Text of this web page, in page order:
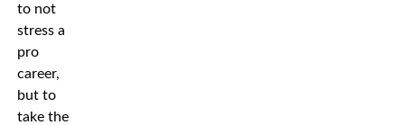
to not
stress a
pro
career,
but to
take the